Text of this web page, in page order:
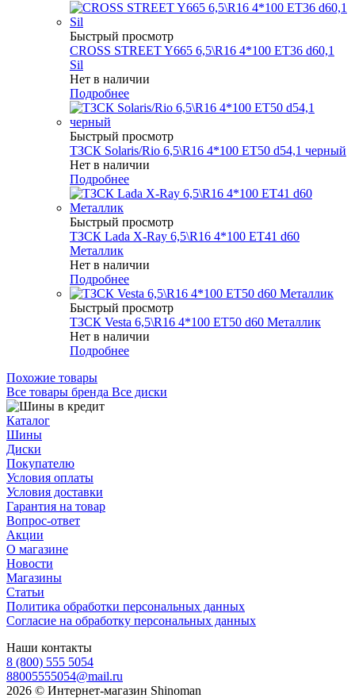
Быстрый просмотр
CROSS STREET Y665 6,5\R16 4*100 ET36 d60,1
Sil
Нет в наличии
Подробнее
Быстрый просмотр
ТЗСК Solaris/Rio 6,5\R16 4*100 ET50 d54,1 черный
Нет в наличии
Подробнее
Быстрый просмотр
ТЗСК Lada X-Ray 6,5\R16 4*100 ET41 d60
Металлик
Нет в наличии
Подробнее
Быстрый просмотр
ТЗСК Vesta 6,5\R16 4*100 ET50 d60 Металлик
Нет в наличии
Подробнее
Похожие товары
Все товары бренда Все диски
Каталог
Шины
Диски
Покупателю
Условия оплаты
Условия доставки
Гарантия на товар
Вопрос-ответ
Акции
О магазине
Новости
Магазины
Статьи
Политика обработки персональных данных
Согласие на обработку персональных данных
Наши контакты
8 (800) 555 5054
88005555054@mail.ru
2026 © Интернет-магазин Shinoman